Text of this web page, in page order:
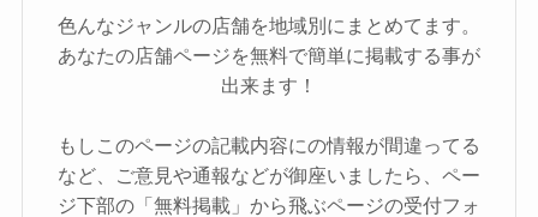
色んなジャンルの店舗を地域別にまとめてます。
あなたの店舗ページを無料で簡単に掲載する事が
出来ます！
もしこのページの記載内容にの情報が間違ってる
など、ご意見や通報などが御座いましたら、ペー
ジ下部の「無料掲載」から飛ぶページの受付フォ